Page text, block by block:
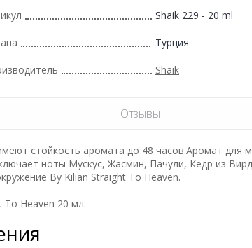
Shaik 229 - 20 ml
Турция
Shaik
Отзывы
стойкость аромата до 48 часов.Аромат для
ноты Мускус, Жасмин, Пачули, Кедр из
By Kilian Straight To Heaven.
Heaven 20 мл.